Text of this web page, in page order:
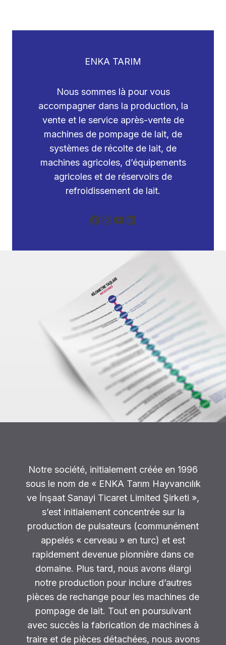
ENKA TARIM
Nous sommes là pour vous
accompagner dans la production, la
vente et le service après-vente de
machines de pompage de lait, de
systèmes de récolte de lait, de
machines agricoles, d’équipements
agricoles et de réservoirs de
refroidissement de lait.
Facebook InstagramYouTube LinkedIn
Notre société, initialement créée en 1996
sous le nom de « ENKA Tarım Hayvancılık
ve İnşaat Sanayi Ticaret Limited Şirketi »,
s’est initialement concentrée sur la
production de pulsateurs (communément
appelés « cerveau » en turc) et est
rapidement devenue pionnière dans ce
domaine. Plus tard, nous avons élargi
notre production pour inclure d’autres
pièces de rechange pour les machines de
pompage de lait. Tout en poursuivant
avec succès la fabrication de machines à
traire et de pièces détachées, nous avons